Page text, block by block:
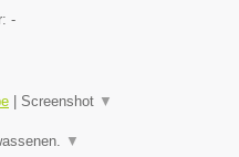
-
Screenshot ▼
▼